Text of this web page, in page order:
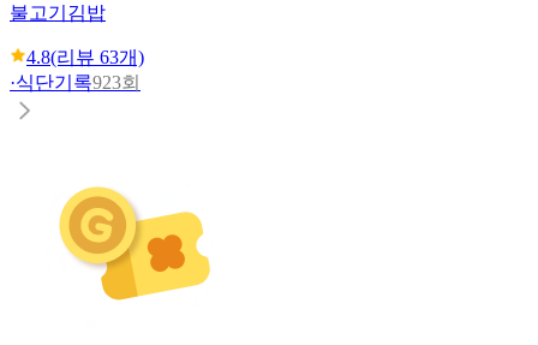
불고기김밥
4.8(리뷰 63개)
·식단기록923회